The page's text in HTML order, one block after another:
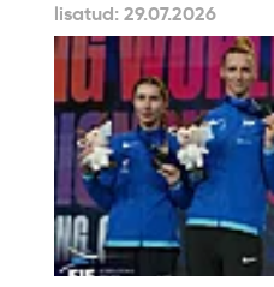
lisatud: 29.07.2026